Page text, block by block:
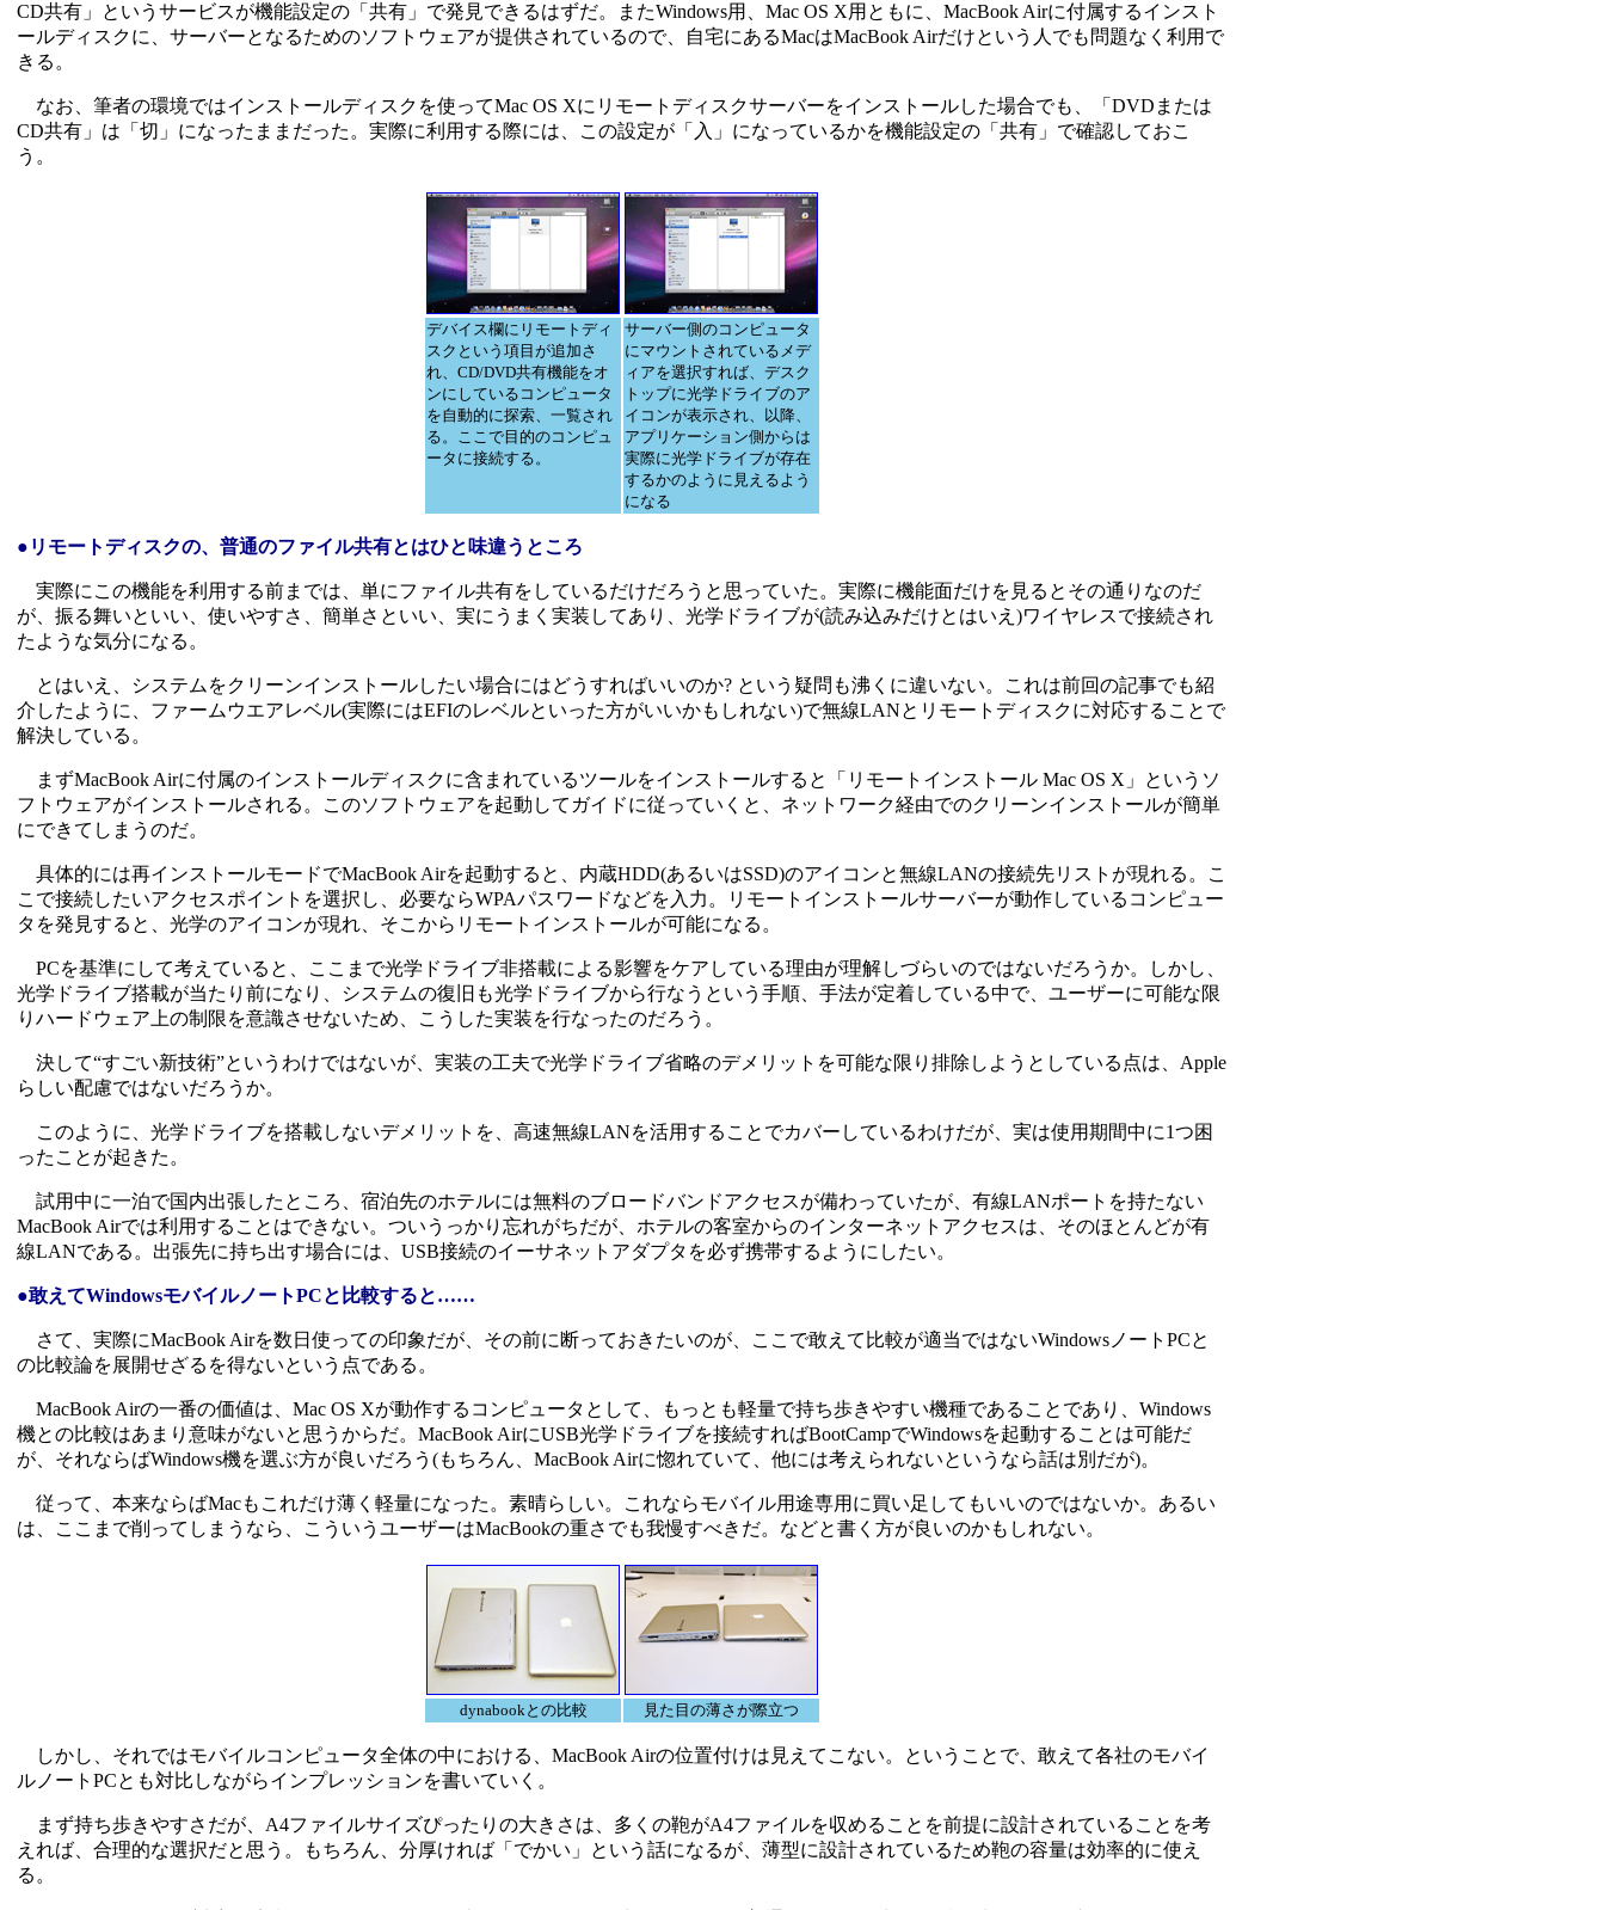
CD共有」というサービスが機能設定の「共有」で発見できるはずだ。またWindows用、Mac OS X用ともに、MacBook Airに付属するインスト
ールディスクに、サーバーとなるためのソフトウェアが提供されているので、自宅にあるMacはMacBook Airだけという人でも問題なく利用で
きる。
なお、筆者の環境ではインストールディスクを使ってMac OS Xにリモートディスクサーバーをインストールした場合でも、「DVDまたは
CD共有」は「切」になったままだった。実際に利用する際には、この設定が「入」になっているかを機能設定の「共有」で確認しておこ
う。
デバイス欄にリモートディ
スクという項目が追加さ
れ、CD/DVD共有機能をオ
ンにしているコンピュータ
を自動的に探索、一覧され
る。ここで目的のコンピュ
ータに接続する。
サーバー側のコンピュータ
にマウントされているメデ
ィアを選択すれば、デスク
トップに光学ドライブのア
イコンが表示され、以降、
アプリケーション側からは
実際に光学ドライブが存在
するかのように見えるよう
になる
●リモートディスクの、普通のファイル共有とはひと味違うところ
実際にこの機能を利用する前までは、単にファイル共有をしているだけだろうと思っていた。実際に機能面だけを見るとその通りなのだ
が、振る舞いといい、使いやすさ、簡単さといい、実にうまく実装してあり、光学ドライブが(読み込みだけとはいえ)ワイヤレスで接続され
たような気分になる。
とはいえ、システムをクリーンインストールしたい場合にはどうすればいいのか? という疑問も沸くに違いない。これは前回の記事でも紹
介したように、ファームウエアレベル(実際にはEFIのレベルといった方がいいかもしれない)で無線LANとリモートディスクに対応することで
解決している。
まずMacBook Airに付属のインストールディスクに含まれているツールをインストールすると「リモートインストール Mac OS X」というソ
フトウェアがインストールされる。このソフトウェアを起動してガイドに従っていくと、ネットワーク経由でのクリーンインストールが簡単
にできてしまうのだ。
具体的には再インストールモードでMacBook Airを起動すると、内蔵HDD(あるいはSSD)のアイコンと無線LANの接続先リストが現れる。こ
こで接続したいアクセスポイントを選択し、必要ならWPAパスワードなどを入力。リモートインストールサーバーが動作しているコンピュー
タを発見すると、光学のアイコンが現れ、そこからリモートインストールが可能になる。
PCを基準にして考えていると、ここまで光学ドライブ非搭載による影響をケアしている理由が理解しづらいのではないだろうか。しかし、
光学ドライブ搭載が当たり前になり、システムの復旧も光学ドライブから行なうという手順、手法が定着している中で、ユーザーに可能な限
りハードウェア上の制限を意識させないため、こうした実装を行なったのだろう。
決して“すごい新技術”というわけではないが、実装の工夫で光学ドライブ省略のデメリットを可能な限り排除しようとしている点は、Apple
らしい配慮ではないだろうか。
このように、光学ドライブを搭載しないデメリットを、高速無線LANを活用することでカバーしているわけだが、実は使用期間中に1つ困
ったことが起きた。
試用中に一泊で国内出張したところ、宿泊先のホテルには無料のブロードバンドアクセスが備わっていたが、有線LANポートを持たない
MacBook Airでは利用することはできない。ついうっかり忘れがちだが、ホテルの客室からのインターネットアクセスは、そのほとんどが有
線LANである。出張先に持ち出す場合には、USB接続のイーサネットアダプタを必ず携帯するようにしたい。
●敢えてWindowsモバイルノートPCと比較すると……
さて、実際にMacBook Airを数日使っての印象だが、その前に断っておきたいのが、ここで敢えて比較が適当ではないWindowsノートPCと
の比較論を展開せざるを得ないという点である。
MacBook Airの一番の価値は、Mac OS Xが動作するコンピュータとして、もっとも軽量で持ち歩きやすい機種であることであり、Windows
機との比較はあまり意味がないと思うからだ。MacBook AirにUSB光学ドライブを接続すればBootCampでWindowsを起動することは可能だ
が、それならばWindows機を選ぶ方が良いだろう(もちろん、MacBook Airに惚れていて、他には考えられないというなら話は別だが)。
従って、本来ならばMacもこれだけ薄く軽量になった。素晴らしい。これならモバイル用途専用に買い足してもいいのではないか。あるい
は、ここまで削ってしまうなら、こういうユーザーはMacBookの重さでも我慢すべきだ。などと書く方が良いのかもしれない。
dynabookとの比較 見た目の薄さが際立つ
しかし、それではモバイルコンピュータ全体の中における、MacBook Airの位置付けは見えてこない。ということで、敢えて各社のモバイ
ルノートPCとも対比しながらインプレッションを書いていく。
まず持ち歩きやすさだが、A4ファイルサイズぴったりの大きさは、多くの鞄がA4ファイルを収めることを前提に設計されていることを考
えれば、合理的な選択だと思う。もちろん、分厚ければ「でかい」という話になるが、薄型に設計されているため鞄の容量は効率的に使え
る。